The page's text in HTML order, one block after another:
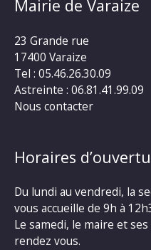
Mairie de Varaize
23 Grande rue
17400 Varaize
Tel : 05.46.26.30.09
Astreinte : 06.81.41.99.09
Nous contacter
Horaires
Du lundi au vendredi, la
vous accueille de 9h à
Le samedi, le maire et
rendez vous.